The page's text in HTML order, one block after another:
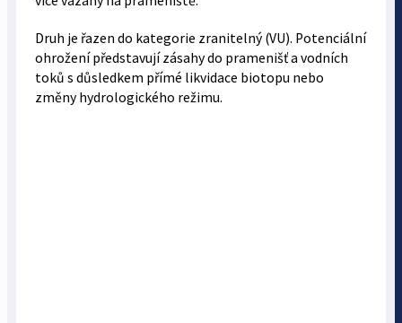
Druh je řazen do kategorie zranitelný (VU). Potenciální
ohrožení představují zásahy do pramenišť a vodních
toků s důsledkem přímé likvidace biotopu nebo
změny hydrologického režimu.